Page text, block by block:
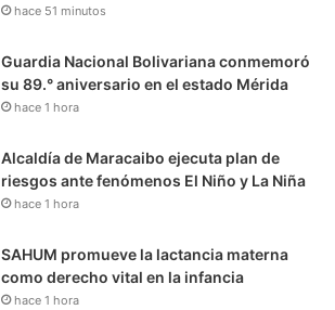
hace 51 minutos
Guardia Nacional Bolivariana conmemoró
su 89.° aniversario en el estado Mérida
hace 1 hora
Alcaldía de Maracaibo ejecuta plan de
riesgos ante fenómenos El Niño y La Niña
hace 1 hora
SAHUM promueve la lactancia materna
como derecho vital en la infancia
hace 1 hora